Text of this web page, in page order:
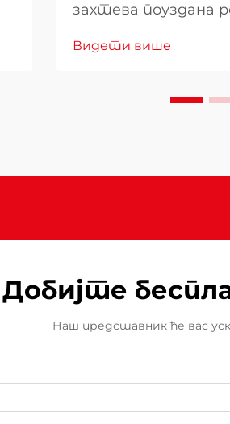
захтева поуздана
ефикасност са
Када изаберете
Видети више
Добијте
Наш представник ће вас